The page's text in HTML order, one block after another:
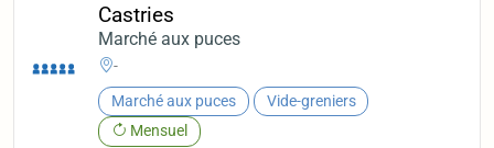
Castries
Marché aux puces
-
Marché aux puces
Vide-greniers
Mensuel